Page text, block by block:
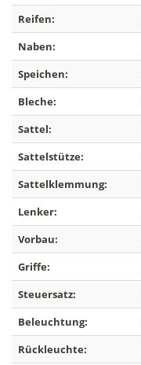
Reifen:
Naben:
Speichen:
Bleche:
Sattel:
Sattelstütze:
Sattelklemmung:
Lenker:
Vorbau:
Griffe:
Steuersatz:
Beleuchtung:
Rückleuchte: